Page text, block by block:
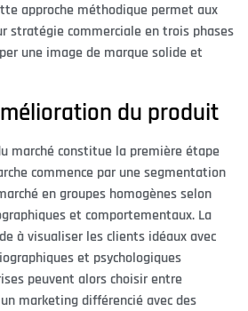
approche méthodique permet aux
stratégie commerciale en trois phases
une image de marque solide et
du produit
marché constitue la première étape
commence par une segmentation
en groupes homogènes selon
et comportementaux. La
à visualiser les clients idéaux avec
et psychologiques
peuvent alors choisir entre
marketing différencié avec des